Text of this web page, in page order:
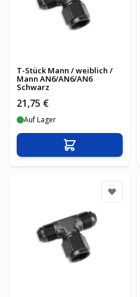
T-Stück Mann / weiblich /
Mann AN6/AN6/AN6
Schwarz
21,75 €
Auf Lager
In den Warenkorb